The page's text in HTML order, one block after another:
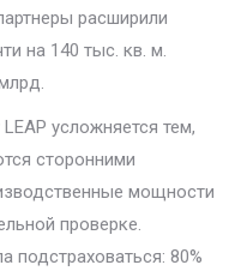
расширили
на 140 тыс. кв. м.
усложняется тем,
сторонними
мощности
проверке.
подстраховаться: 80%